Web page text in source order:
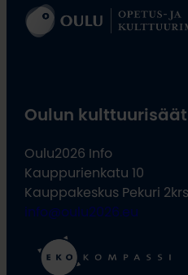
Oulun
Oulu2026 Info
Kauppurienkatu 10
Kauppakeskus Pekuri 2krs
info@oulu2026.eu